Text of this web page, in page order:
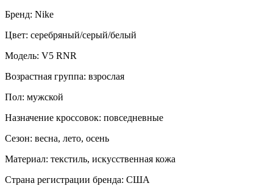
Бренд: Nike
Цвет: серебряный/серый/белый
Модель: V5 RNR
Возрастная группа: взрослая
Пол: мужской
Назначение кроссовок: повседневные
Сезон: весна, лето, осень
Материал: текстиль, искусственная кожа
Страна регистрации бренда: США